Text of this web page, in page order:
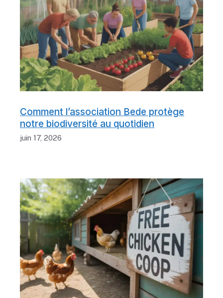
Comment l’association Bede protège
notre biodiversité au quotidien
juin 17, 2026